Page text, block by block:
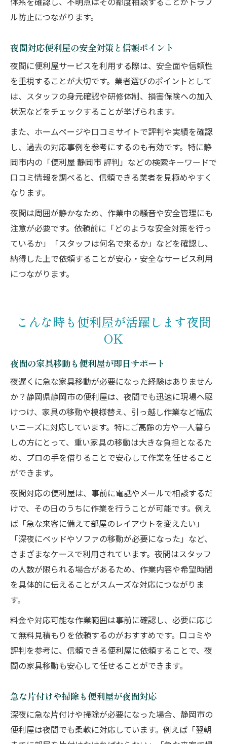
体系を確認し、不明点はその都度相談することがトラブ
ル防止につながります。
夜間対応便利屋の安全対策と信頼ポイント
夜間に便利屋サービスを利用する際は、安全面や信頼性
を重視することが大切です。業者選びのポイントとして
は、スタッフの身元確認や研修体制、損害保険への加入
状況などをチェックすることが挙げられます。
また、ホームページや口コミサイトで評判や実績を確認
し、過去の対応事例を参考にするのも有効です。特に静
岡市内の「便利屋 静岡市 評判」などの検索キーワードで
口コミ情報を調べると、信頼できる業者を見極めやすく
なります。
夜間は周囲が静かなため、作業中の騒音や安全管理にも
注意が必要です。依頼前に「どのような安全対策を行っ
ているか」「スタッフは何名で来るか」などを確認し、
納得した上で依頼することが安心・安全なサービス利用
につながります。
こんな時も便利屋が活躍します夜間
OK
夜間の家具移動も便利屋が即日サポート
夜遅くに急な家具移動が必要になった経験はありません
か？静岡県静岡市の便利屋は、夜間でも迅速に現場へ駆
けつけ、家具の移動や模様替え、引っ越し作業など幅広
いニーズに対応しています。特にご高齢の方や一人暮ら
しの方にとって、重い家具の移動は大きな負担となるた
め、プロの手を借りることで安心して作業を任せること
ができます。
夜間対応の便利屋は、事前に電話やメールで相談するだ
けで、その日のうちに作業を行うことが可能です。例え
ば「急な来客に備えて部屋のレイアウトを変えたい」
「深夜にベッドやソファの移動が必要になった」など、
さまざまなケースで利用されています。夜間はスタッフ
の人数が限られる場合があるため、作業内容や希望時間
を具体的に伝えることがスムーズな対応につながりま
す。
料金や対応可能な作業範囲は事前に確認し、必要に応じ
て無料見積もりを依頼するのがおすすめです。口コミや
評判を参考に、信頼できる便利屋に依頼することで、夜
間の家具移動も安心して任せることができます。
急な片付けや掃除も便利屋が夜間対応
深夜に急な片付けや掃除が必要になった場合、静岡市の
便利屋は夜間でも柔軟に対応しています。例えば「翌朝